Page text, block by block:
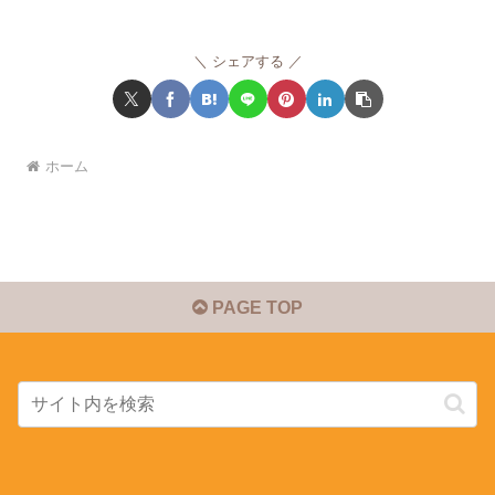
シェアする
ホーム
PAGE TOP